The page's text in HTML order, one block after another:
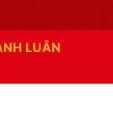
LUÂN